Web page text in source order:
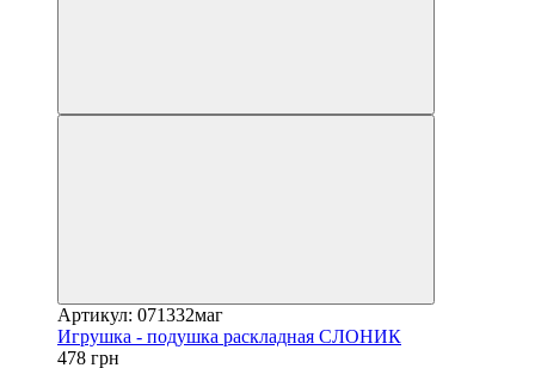
Артикул: 071332маг
Игрушка - подушка раскладная СЛОНИК
478 грн